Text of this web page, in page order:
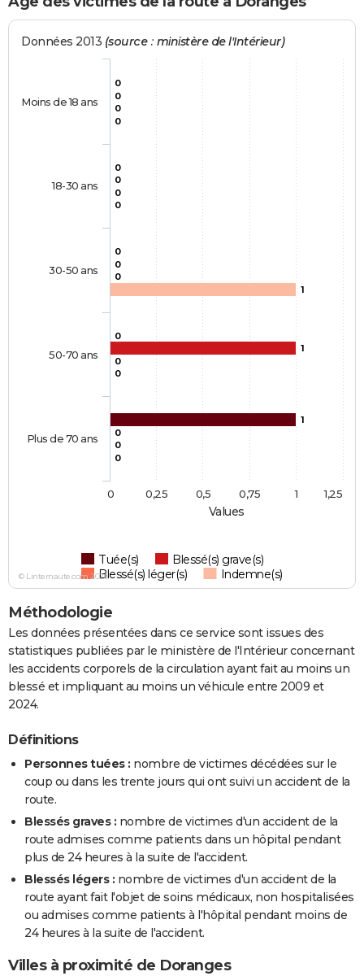
Values
Données 2013 (source : ministère de l'Intérieur)
0
0
0
0
1
0
0
0
1
0
0
0
0
0
0
0
0
1
0
0
Tuée(s)
Blessé(s) grave(s)
Blessé(s) léger(s)
Indemne(s)
Moins de 18 ans
18-30 ans
30-50 ans
50-70 ans
Plus de 70 ans
0 1
0,25 0,5 0,75 1,25
© Linternaute.com 2026
Méthodologie
Les données présentées dans ce service sont issues des
statistiques publiées par le ministère de l'Intérieur concernant
les accidents corporels de la circulation ayant fait au moins un
blessé et impliquant au moins un véhicule entre 2009 et
2024.
Définitions
Personnes tuées : nombre de victimes décédées sur le
coup ou dans les trente jours qui ont suivi un accident de la
route.
Blessés graves : nombre de victimes d'un accident de la
route admises comme patients dans un hôpital pendant
plus de 24 heures à la suite de l'accident.
Blessés légers : nombre de victimes d'un accident de la
route ayant fait l'objet de soins médicaux, non hospitalisées
ou admises comme patients à l'hôpital pendant moins de
24 heures à la suite de l'accident.
Villes à proximité de Doranges